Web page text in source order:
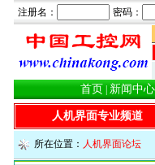
注册名： 密码：
首页 新闻中心
人机界面专业频道
所在位置： 人机界面论坛